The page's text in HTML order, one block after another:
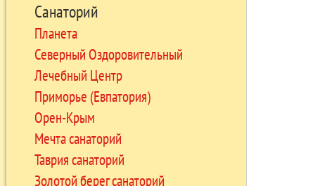
Санаторий
Планета
Северный Оздоровительный
Лечебный Центр
Приморье (Евпатория)
Орен-Крым
Мечта санаторий
Таврия санаторий
Золотой берег санаторий